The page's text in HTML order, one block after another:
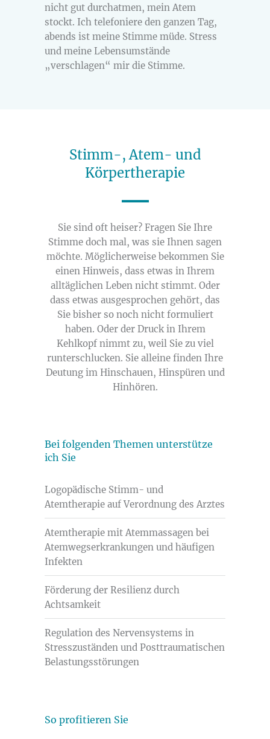
nicht gut durchatmen, mein Atem
stockt. Ich telefoniere den ganzen Tag,
abends ist meine Stimme müde. Stress
und meine Lebensumstände
„verschlagen“ mir die Stimme.
Stimm-, Atem- und
Körpertherapie
Sie sind oft heiser? Fragen Sie Ihre
Stimme doch mal, was sie Ihnen sagen
möchte. Möglicherweise bekommen Sie
einen Hinweis, dass etwas in Ihrem
alltäglichen Leben nicht stimmt. Oder
dass etwas ausgesprochen gehört, das
Sie bisher so noch nicht formuliert
haben. Oder der Druck in Ihrem
Kehlkopf nimmt zu, weil Sie zu viel
runterschlucken. Sie alleine finden Ihre
Deutung im Hinschauen, Hinspüren und
Hinhören.
Bei folgenden Themen unterstütze
ich Sie
Logopädische Stimm- und
Atemtherapie auf Verordnung des Arztes
Atemtherapie mit Atemmassagen bei
Atemwegserkrankungen und häufigen
Infekten
Förderung der Resilienz durch
Achtsamkeit
Regulation des Nervensystems in
Stresszuständen und Posttraumatischen
Belastungsstörungen
So profitieren Sie